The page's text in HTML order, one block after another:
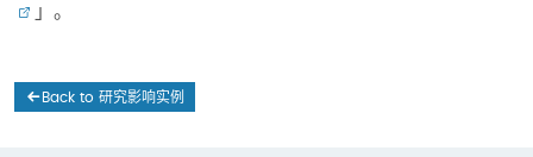
」。
Back to 研究影响实例